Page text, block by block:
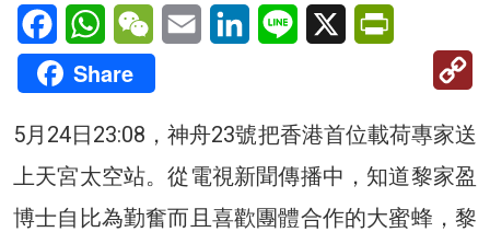
FacebookWhatsAppWeChatEmail LinkedInLine X
Share
5月24日23:08，神舟23號把香港首位載荷專家送
上天宮太空站。從電視新聞傳播中，知道黎家盈
博士自比為勤奮而且喜歡團體合作的大蜜蜂，黎